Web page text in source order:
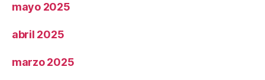
mayo 2025
abril 2025
marzo 2025